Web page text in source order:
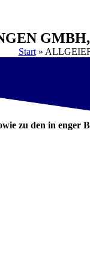
Start»
zu den in enger